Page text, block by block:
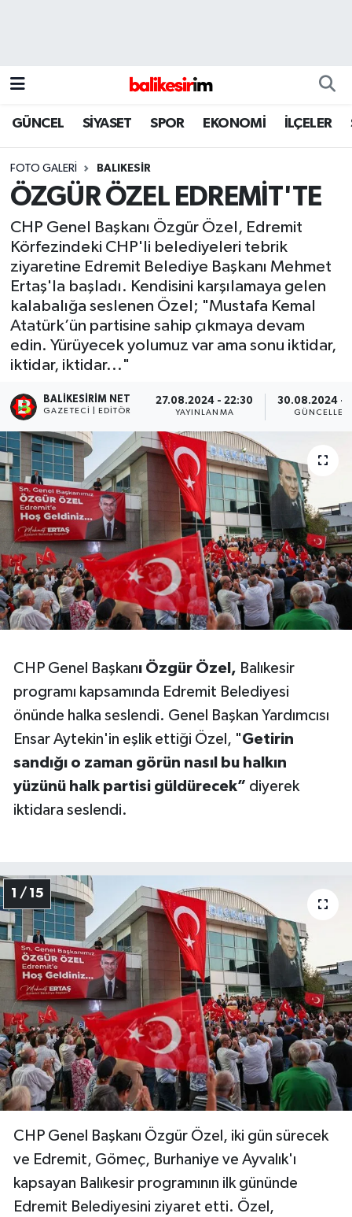
GÜNCEL SİYASET SPOR EKONOMİ İLÇELER
FOTO GALERI BALIKESİR
ÖZGÜR ÖZEL EDREMİT'TE
CHP Genel Başkanı Özgür Özel, Edremit
Körfezindeki CHP'li belediyeleri tebrik
ziyaretine Edremit Belediye Başkanı Mehmet
Ertaş'la başladı. Kendisini karşılamaya gelen
kalabalığa seslenen Özel; "Mustafa Kemal
Atatürk’ün partisine sahip çıkmaya devam
edin. Yürüyecek yolumuz var ama sonu iktidar,
iktidar, iktidar..."
BALIKESIRIM NET
GAZETECI | EDITÖR
27.08.2024 - 22:30
YAYINLANMA
30.08.2024 -
CHP Genel Başkanı Özgür Özel, Balıkesir
programı kapsamında Edremit Belediyesi
önünde halka seslendi. Genel Başkan Yardımcısı
Ensar Aytekin'in eşlik ettiği Özel, "Getirin
sandığı o zaman görün nasıl bu halkın
yüzünü halk partisi güldürecek” diyerek
iktidara seslendi.
1 / 15
CHP Genel Başkanı Özgür Özel, iki gün sürecek
ve Edremit, Gömeç, Burhaniye ve Ayvalık'ı
kapsayan Balıkesir programının ilk gününde
Edremit Belediyesini ziyaret etti. Özel,